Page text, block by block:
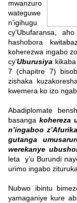
mwanzuro
wateguwe
n’igihugu
cy’Ubufaransa,
hashobora
koherezwa ingabo
cy’Uburusiya
7 (chapitre 7)
zishaka
kwemera ko izo
Abadiplomate
basangakohereza
n’ingaboo
gutanga
werekanye
leta y’u Burundi
urimo ingabo
Nubwo ibintu
yamaganiye kure